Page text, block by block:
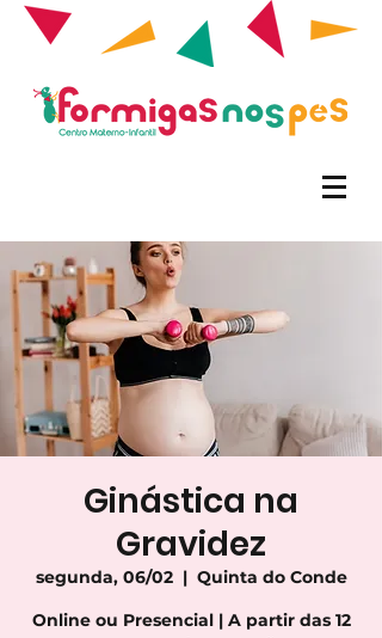
Ginástica na
Gravidez
segunda, 06/02
  |
Quinta do Conde
Online ou Presencial | A partir das 12